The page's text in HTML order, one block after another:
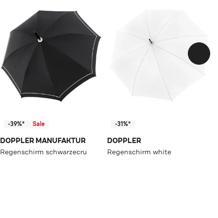
-39%* Sale
DOPPLER MANUFAKTUR
Regenschirm schwarzecru
-31%*
DOPPLER
Regenschirm white